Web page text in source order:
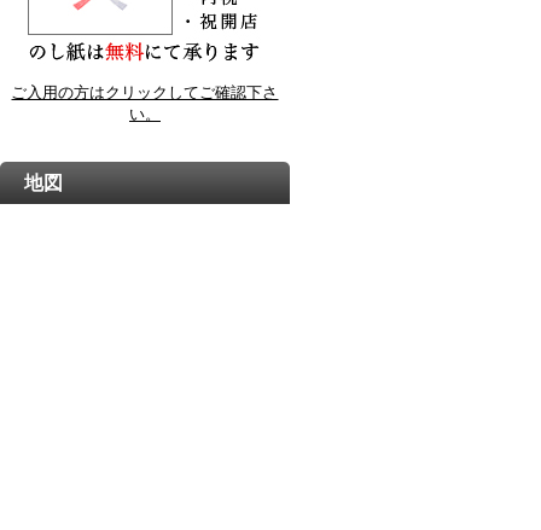
ご入用の方はクリックしてご確認下さ
い。
地図